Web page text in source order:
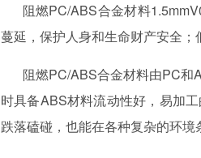
阻燃PC/ABS合金材料
蔓延，保护人身和生命财产安全；
阻燃PC/ABS合金材料由PC和
时具备ABS材料流动性好，易加
跌落磕碰，也能在各种复杂的环境